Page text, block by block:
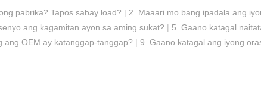
pabrika? Tapos sabay load? | 2. Maaari mo bang ipadala ang
ang kagamitan ayon sa aming sukat? | 5. Gaano katagal
ang OEM ay katanggap-tanggap? | 9. Gaano katagal ang iyong